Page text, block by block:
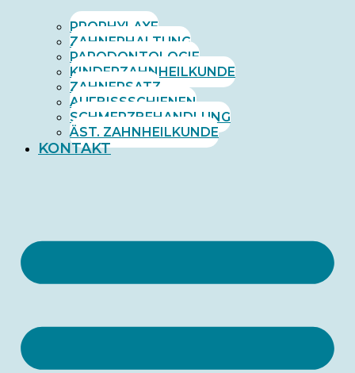
PROPHYLAXE
ZAHNERHALTUNG
PARODONTOLOGIE
KINDERZAHNHEILKUNDE
ZAHNERSATZ
AUFBISSSCHIENEN
SCHMERZBEHANDLUNG
ÄST. ZAHNHEILKUNDE
KONTAKT